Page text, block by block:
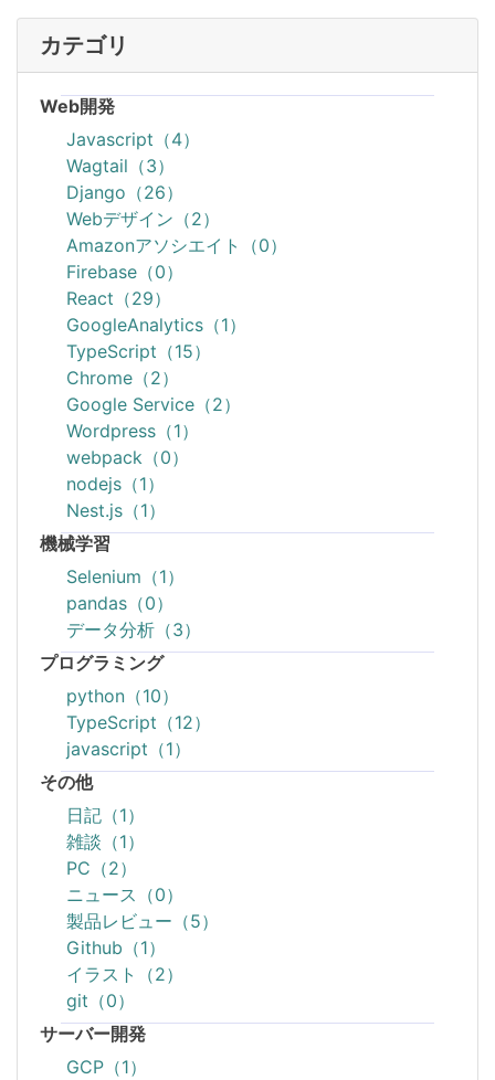
カテゴリ
Web開発
Javascript（4）
Wagtail（3）
Django（26）
Webデザイン（2）
Amazonアソシエイト（0）
Firebase（0）
React（29）
GoogleAnalytics（1）
TypeScript（15）
Chrome（2）
Google Service（2）
Wordpress（1）
webpack（0）
nodejs（1）
Nest.js（1）
機械学習
Selenium（1）
pandas（0）
データ分析（3）
プログラミング
python（10）
TypeScript（12）
javascript（1）
その他
日記（1）
雑談（1）
PC（2）
ニュース（0）
製品レビュー（5）
Github（1）
イラスト（2）
git（0）
サーバー開発
GCP（1）